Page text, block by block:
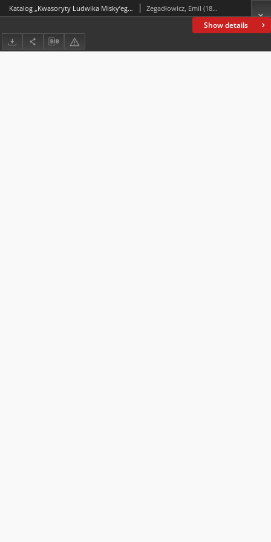
Show details
Katalog „Kwasoryty Ludwika Misky’ego wykonane w Krakowie w roku 1914, 1915, 1916”. Zegadłowicz, Emil (1888-1941)